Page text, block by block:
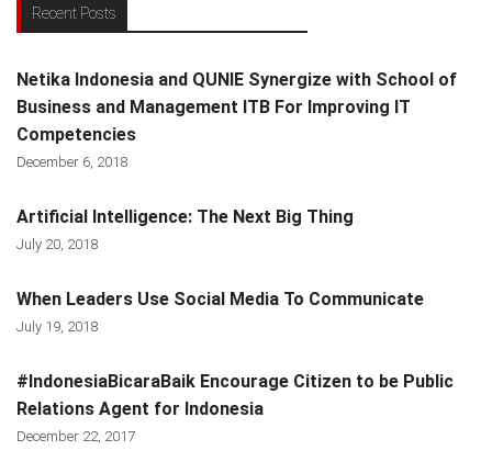
Recent Posts
Netika Indonesia and QUNIE Synergize with School of
Business and Management ITB For Improving IT
Competencies
December 6, 2018
Artificial Intelligence: The Next Big Thing
July 20, 2018
When Leaders Use Social Media To Communicate
July 19, 2018
#IndonesiaBicaraBaik Encourage Citizen to be Public
Relations Agent for Indonesia
December 22, 2017